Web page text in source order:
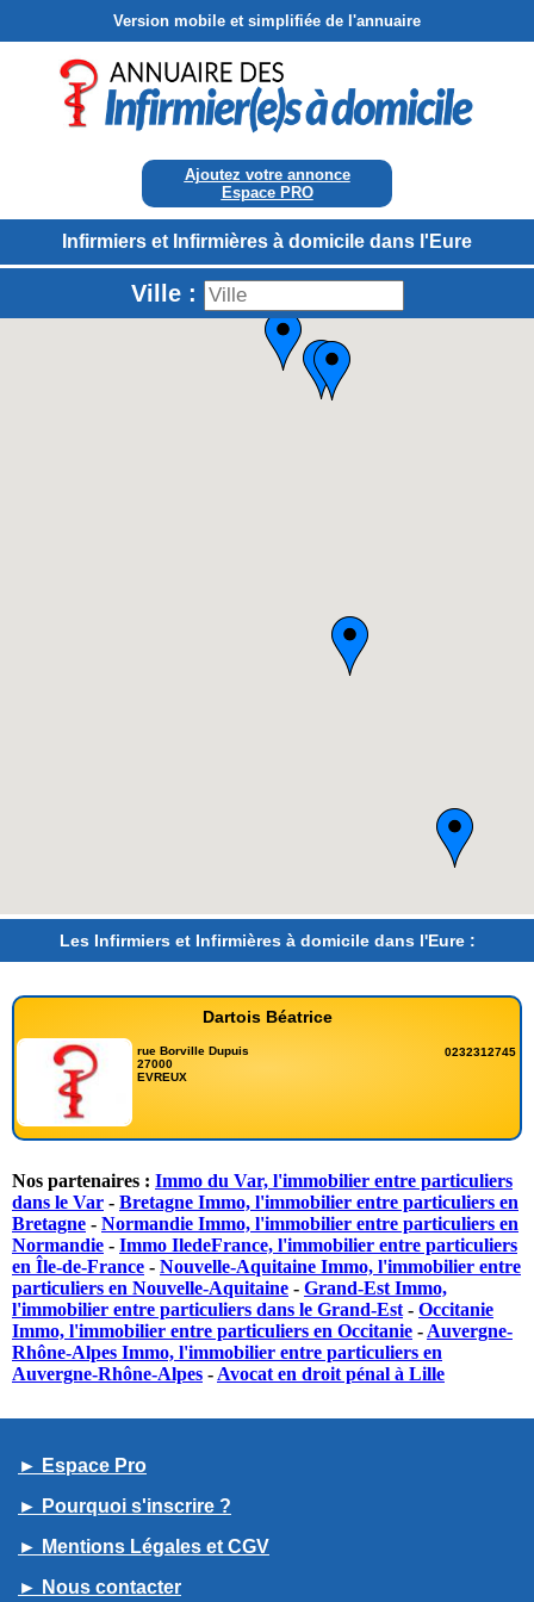
Version mobile et simplifiée de l'annuaire
Ajoutez votre annonce
Espace PRO
Infirmiers et Infirmières à domicile dans l'Eure
Ville :
Les Infirmiers et Infirmières à domicile dans l'Eure :
Dartois Béatrice
rue Borville Dupuis
27000
EVREUX
0232312745
Nos partenaires : Immo du Var, l'immobilier entre particuliers
dans le Var - Bretagne Immo, l'immobilier entre particuliers en
Bretagne - Normandie Immo, l'immobilier entre particuliers en
Normandie - Immo IledeFrance, l'immobilier entre particuliers
en Île-de-France - Nouvelle-Aquitaine Immo, l'immobilier entre
particuliers en Nouvelle-Aquitaine - Grand-Est Immo,
l'immobilier entre particuliers dans le Grand-Est - Occitanie
Immo, l'immobilier entre particuliers en Occitanie - Auvergne-
Rhône-Alpes Immo, l'immobilier entre particuliers en
Auvergne-Rhône-Alpes - Avocat en droit pénal à Lille
► Espace Pro
► Pourquoi s'inscrire ?
► Mentions Légales et CGV
► Nous contacter